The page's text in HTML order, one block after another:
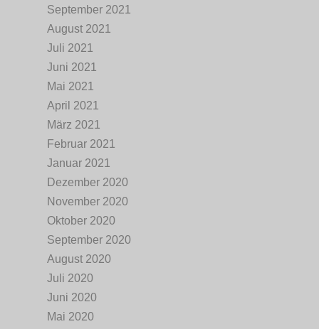
September 2021
August 2021
Juli 2021
Juni 2021
Mai 2021
April 2021
März 2021
Februar 2021
Januar 2021
Dezember 2020
November 2020
Oktober 2020
September 2020
August 2020
Juli 2020
Juni 2020
Mai 2020